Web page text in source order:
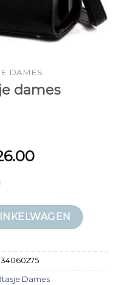
DAMES
dames
dames aantal
Dames